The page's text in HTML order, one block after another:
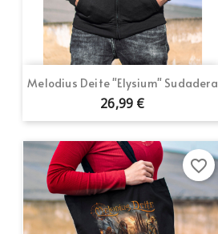
Melodius Deite "Elysium" Sudadera
26,99 €
favorite_border